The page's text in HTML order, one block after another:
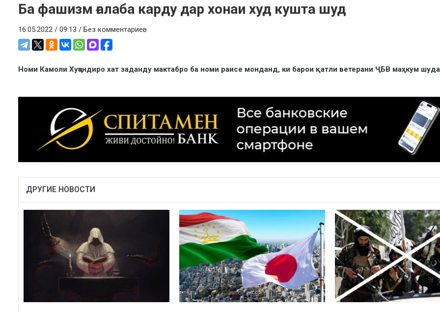
Ба фашизм ғалаба карду дар хонаи худ кушта шуд
16.05.2022 / 09:13 / Без комментариев
Номи Камоли Хуҷандиро хат заданду мактабро ба номи раисе монданд, ки барои қатли ветерани ҶБВ маҳкум
ДРУГИЕ НОВОСТИ